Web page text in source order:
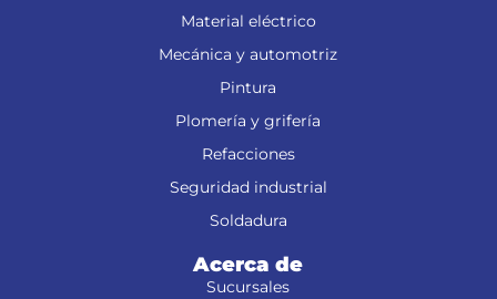
Material eléctrico
Mecánica y automotriz
Pintura
Plomería y grifería
Refacciones
Seguridad industrial
Soldadura
Acerca de
Sucursales